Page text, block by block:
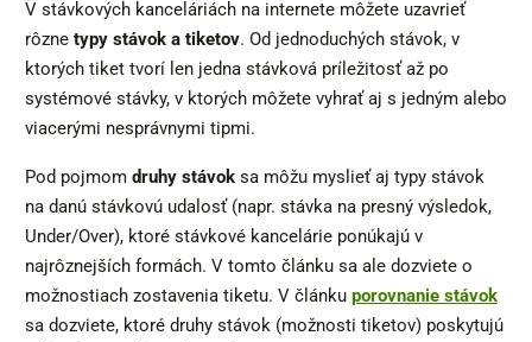
V stávkových kanceláriách na internete môžete uzavrieť
rôzne typy stávok a tiketov. Od jednoduchých stávok, v
ktorých tiket tvorí len jedna stávková príležitosť až po
systémové stávky, v ktorých môžete vyhrať aj s jedným alebo
viacerými nesprávnymi tipmi.
Pod pojmom druhy stávok sa môžu myslieť aj typy stávok
na danú stávkovú udalosť (napr. stávka na presný výsledok,
Under/Over), ktoré stávkové kancelárie ponúkajú v
najrôznejších formách. V tomto článku sa ale dozviete o
možnostiach zostavenia tiketu. V článku porovnanie stávok
sa dozviete, ktoré druhy stávok (možnosti tiketov) poskytujú